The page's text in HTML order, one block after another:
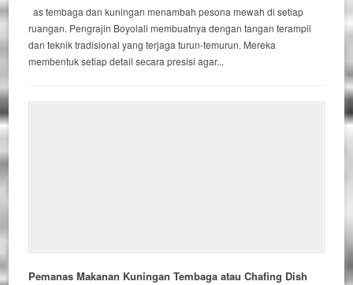
as tembaga dan kuningan menambah pesona mewah di setiap
ruangan. Pengrajin Boyolali membuatnya dengan tangan terampil
dan teknik tradisional yang terjaga turun-temurun. Mereka
membentuk setiap detail secara presisi agar...
Pemanas Makanan Kuningan Tembaga atau Chafing Dish